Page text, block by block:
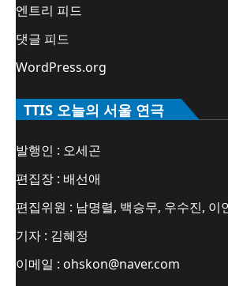
엔트리 피드
댓글 피드
WordPress.org
TTIS 오늘의 서울 연극
발행인 : 오세곤
편집장 : 배선애
편집위원 : 남명렬, 백승무, 우수진, 이
기자 : 김혜정
이메일 : ohskon@naver.com